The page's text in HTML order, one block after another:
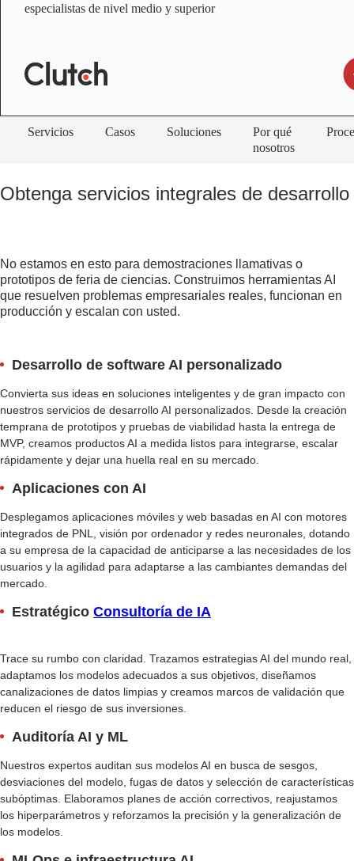
especialistas de nivel medio y superior
Servicios Casos Soluciones
Por qué
nosotros
Obtenga servicios integrales de desarrollo
No estamos en esto para demostraciones llamativas o
prototipos de feria de ciencias. Construimos herramientas AI
que resuelven problemas empresariales reales, funcionan en
producción y escalan con usted.
Desarrollo de software AI personalizado
Convierta sus ideas en soluciones inteligentes y de gran impacto con
nuestros servicios de desarrollo AI personalizados. Desde la creación
temprana de prototipos y pruebas de viabilidad hasta la entrega de
MVP, creamos productos AI a medida listos para integrarse, escalar
rápidamente y dejar una huella real en su mercado.
Aplicaciones con AI
Desplegamos aplicaciones móviles y web basadas en AI con motores
integrados de PNL, visión por ordenador y redes neuronales, dotando
a su empresa de la capacidad de anticiparse a las necesidades de los
usuarios y la agilidad para adaptarse a las cambiantes demandas del
mercado.
Estratégico Consultoría de IA
Trace su rumbo con claridad. Trazamos estrategias AI del mundo real,
adaptamos los modelos adecuados a sus objetivos, diseñamos
canalizaciones de datos limpias y creamos marcos de validación que
reducen el riesgo de sus inversiones.
Auditoría AI y ML
Nuestros expertos auditan sus modelos AI en busca de sesgos,
desviaciones del modelo, fugas de datos y selección de características
subóptimas. Elaboramos planes de acción correctivos, reajustamos
los hiperparámetros y reforzamos la precisión y la generalización de
los modelos.